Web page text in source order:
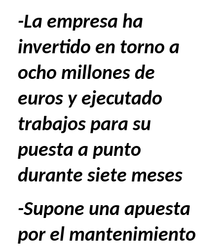
-La empresa ha
invertido en torno a
ocho millones de
euros y ejecutado
trabajos para su
puesta a punto
durante siete meses
-Supone una apuesta
por el mantenimiento